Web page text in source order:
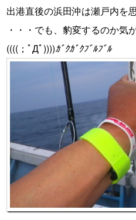
出港直後の浜田沖は瀬戸内を
・・・でも、豹変するのか気
((((；ﾟДﾟ))))ｶﾞｸｶﾞｸﾌﾞﾙﾌﾞﾙ